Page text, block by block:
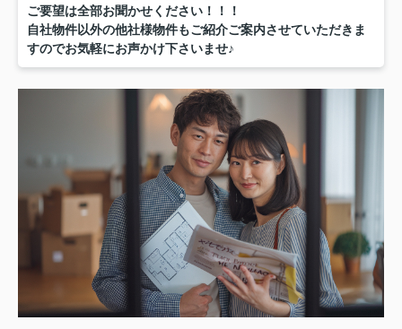
ご要望は全部お聞かせください！！！
自社物件以外の他社様物件もご紹介ご案内させていただきま
すのでお気軽にお声かけ下さいませ♪